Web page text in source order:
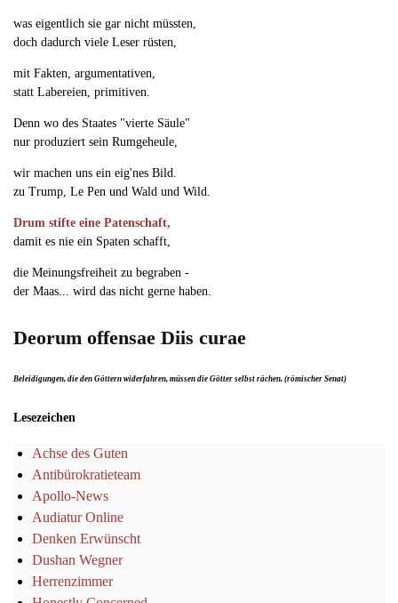
was eigentlich sie gar nicht müssten,
doch dadurch viele Leser rüsten,
mit Fakten, argumentativen,
statt Labereien, primitiven.
Denn wo des Staates "vierte Säule"
nur produziert sein Rumgeheule,
wir machen uns ein eig'nes Bild.
zu Trump, Le Pen und Wald und Wild.
Drum stifte eine Patenschaft,
damit es nie ein Spaten schafft,
die Meinungsfreiheit zu begraben -
der Maas... wird das nicht gerne haben.
Deorum offensae Diis curae
Beleidigungen, die den Göttern widerfahren, müssen die Götter selbst rächen. (römischer Senat)
Lesezeichen
Achse des Guten
Antibürokratieteam
Apollo-News
Audiatur Online
Denken Erwünscht
Dushan Wegner
Herrenzimmer